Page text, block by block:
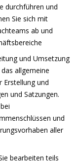
durchführen und
Sie sich mit
ab und
und Umsetzung
allgemeine
Erstellung und
und Satzungen.
und
aller
bearbeiten teils